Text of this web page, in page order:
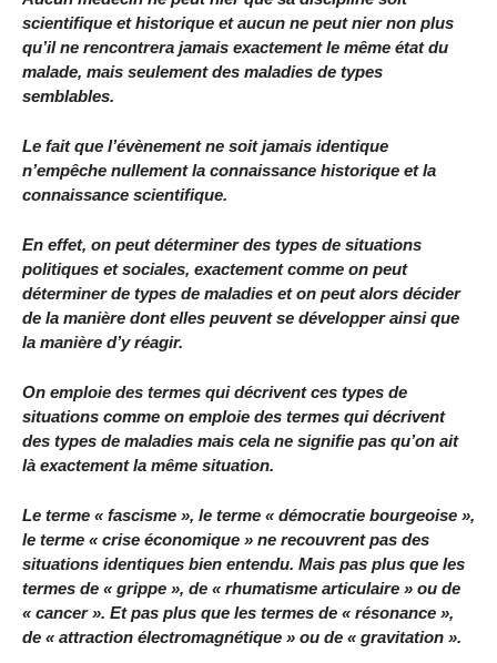
scientifique et historique et aucun ne peut nier non plus
qu’il ne rencontrera jamais exactement le même état du
malade, mais seulement des maladies de types
semblables.
Le fait que l’évènement ne soit jamais identique
n’empêche nullement la connaissance historique et la
connaissance scientifique.
En effet, on peut déterminer des types de situations
politiques et sociales, exactement comme on peut
déterminer de types de maladies et on peut alors décider
de la manière dont elles peuvent se développer ainsi que
la manière d’y réagir.
On emploie des termes qui décrivent ces types de
situations comme on emploie des termes qui décrivent
des types de maladies mais cela ne signifie pas qu’on ait
là exactement la même situation.
Le terme « fascisme », le terme « démocratie bourgeoise »,
le terme « crise économique » ne recouvrent pas des
situations identiques bien entendu. Mais pas plus que les
termes de « grippe », de « rhumatisme articulaire » ou de
« cancer ». Et pas plus que les termes de « résonance »,
de « attraction électromagnétique » ou de « gravitation ».